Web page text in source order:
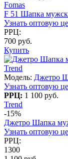
Fomas
F 51 Шапка
Узнать оптовую
РРЦ:
700 руб.
Купить
Trend
Модель: Джетро
Узнать оптовую
РРЦ: 1 100 руб.
Trend
-15%
Джетро Шапка
Узнать оптовую
РРЦ:
1300